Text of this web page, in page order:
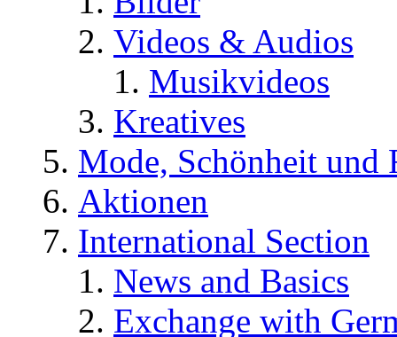
Videos & Audios
Musikvideos
Kreatives
Mode, Schönheit und
Aktionen
International Section
News and Basics
Exchange with